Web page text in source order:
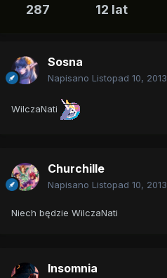
287 12 lat
Sosna
Napisano Listopad 10, 2013
WilczaNati
Churchille
Napisano Listopad 10, 2013
Niech będzie WilczaNati
Insomnia